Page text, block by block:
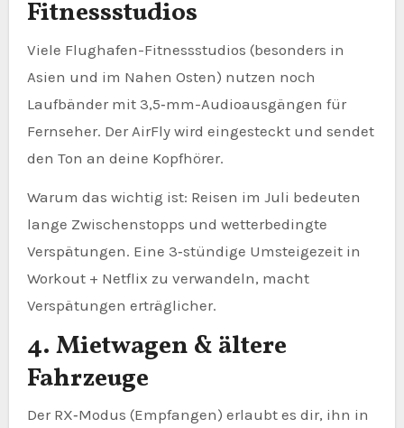
Fitnessstudios
Viele Flughafen-Fitnessstudios (besonders in
Asien und im Nahen Osten) nutzen noch
Laufbänder mit 3,5‑mm-Audioausgängen für
Fernseher. Der AirFly wird eingesteckt und sendet
den Ton an deine Kopfhörer.
Warum das wichtig ist: Reisen im Juli bedeuten
lange Zwischenstopps und wetterbedingte
Verspätungen. Eine 3‑stündige Umsteigezeit in
Workout + Netflix zu verwandeln, macht
Verspätungen erträglicher.
4. Mietwagen & ältere
Fahrzeuge
Der RX‑Modus (Empfangen) erlaubt es dir, ihn in